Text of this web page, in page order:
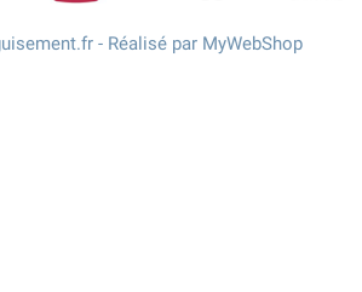
- Réalisé par MyWebShop